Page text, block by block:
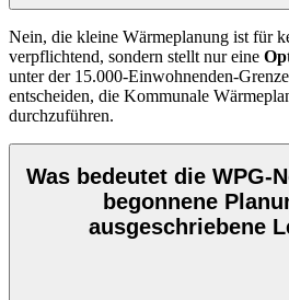
Nein, die kleine Wärmeplanung ist für
verpflichtend, sondern stellt nur eine
unter der 15.000-Einwohnenden-
entscheiden, die Kommunale
durchzuführen.
Was bedeutet die WPG-
begonnene
ausgeschriebene